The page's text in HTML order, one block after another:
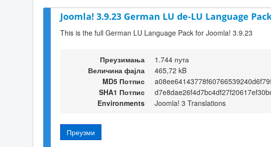
Joomla! 3.9.23 German LU de-LU Language
This is the full German LU Language Pack for Joomla! 3.9.23
Преузимања
1.744 пута
Величина фајла
465,72 kB
MD5 Потпис
SHA1 Потпис
Environments
Joomla! 3 Translations
Преузми